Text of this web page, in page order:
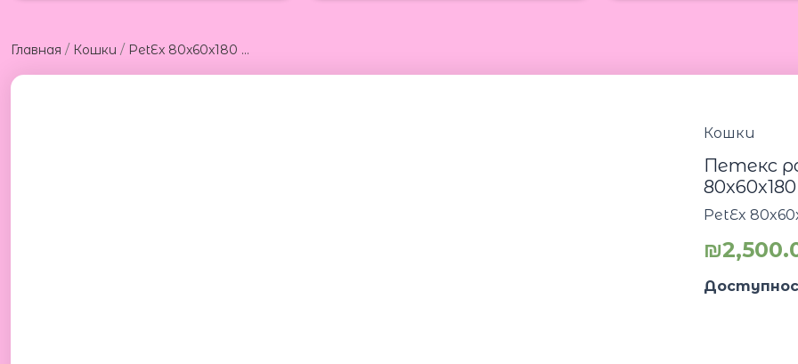
Главная / Кошки / PetEx 80x60x180 Петекс роскошный дом когтеточка для кошек 80x60x180
Кошки
Петекс
80x60x180
PetEx
₪